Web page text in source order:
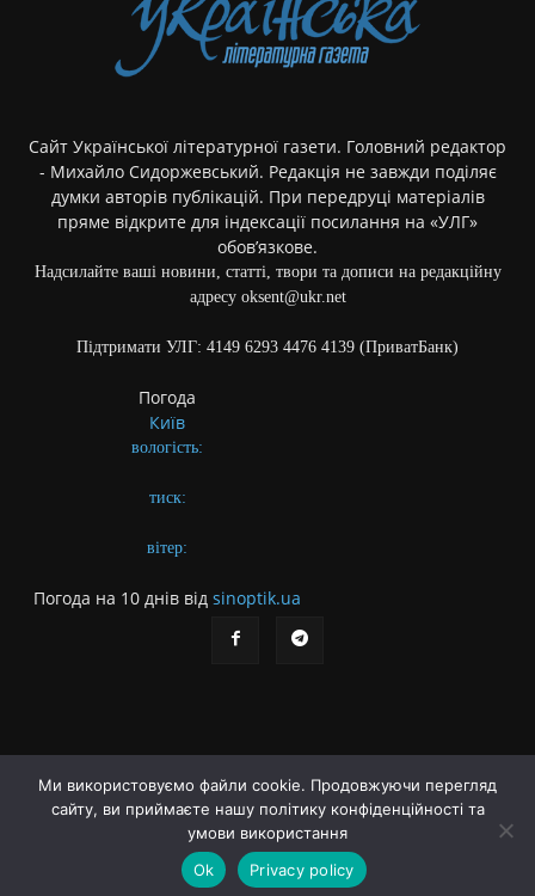
Сайт Української літературної газети. Головний редактор
- Михайло Сидоржевський. Редакція не завжди поділяє
думки авторів публікацій. При передруці матеріалів
пряме відкрите для індексації посилання на «УЛГ»
обов’язкове.
Надсилайте ваші новини, статті, твори та дописи на редакційну
адресу oksent@ukr.net
Підтримати УЛГ: 4149 6293 4476 4139 (ПриватБанк)
Погода
Київ
вологість:
тиск:
вітер:
Погода на 10 днів від sinoptik.ua
Про газету
Правила користування сайтом
Політика конфіденційності
© Українська літературна газета. Заснована 2009 року
Ми використовуємо файли cookie. Продовжуючи перегляд
сайту, ви приймаєте нашу політику конфіденційності та
умови використання
Ok
Privacy policy